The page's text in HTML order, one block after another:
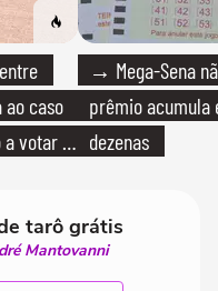
caso
votar no
→ Mega-Sena
prêmio acumula
dezenas
tarô grátis
Mantovanni